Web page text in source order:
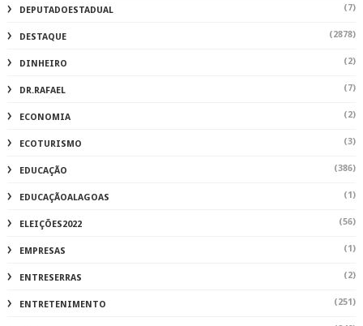
DEPUTADOESTADUAL (7)
DESTAQUE (2878)
DINHEIRO (2)
DR.RAFAEL (7)
ECONOMIA (2)
ECOTURISMO (3)
EDUCAÇÃO (386)
EDUCAÇÃOALAGOAS (1)
ELEIÇÕES2022 (56)
EMPRESAS (1)
ENTRESERRAS (2)
ENTRETENIMENTO (251)